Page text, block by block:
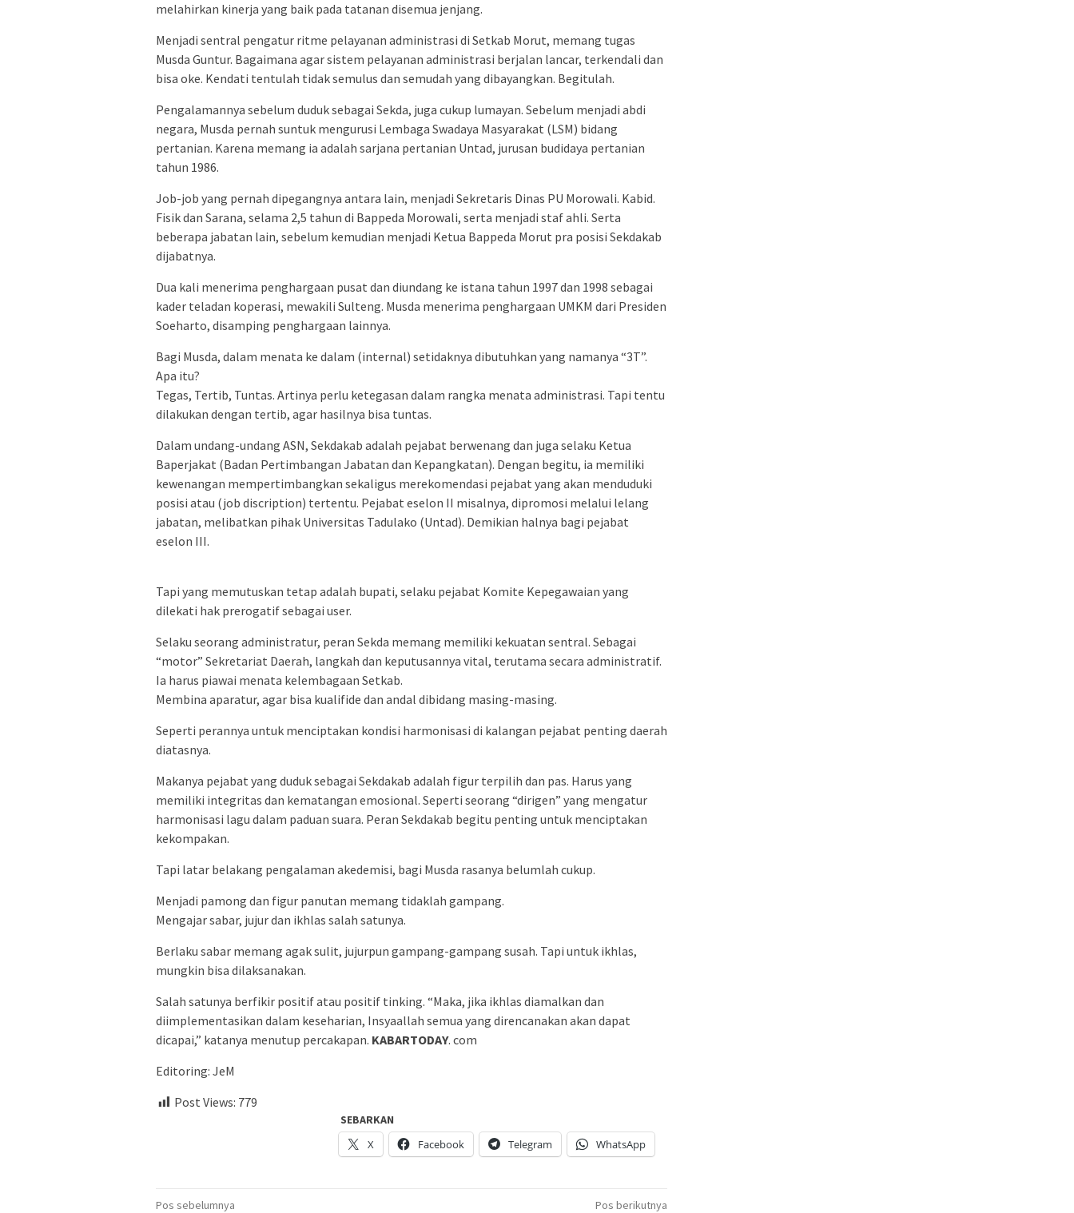
melahirkan kinerja yang baik pada tatanan disemua jenjang.
Menjadi sentral pengatur ritme pelayanan administrasi di Setkab Morut, memang tugas
Musda Guntur. Bagaimana agar sistem pelayanan administrasi berjalan lancar, terkendali dan
bisa oke. Kendati tentulah tidak semulus dan semudah yang dibayangkan. Begitulah.
Pengalamannya sebelum duduk sebagai Sekda, juga cukup lumayan. Sebelum menjadi abdi
negara, Musda pernah suntuk mengurusi Lembaga Swadaya Masyarakat (LSM) bidang
pertanian. Karena memang ia adalah sarjana pertanian Untad, jurusan budidaya pertanian
tahun 1986.
Job-job yang pernah dipegangnya antara lain, menjadi Sekretaris Dinas PU Morowali. Kabid.
Fisik dan Sarana, selama 2,5 tahun di Bappeda Morowali, serta menjadi staf ahli. Serta
beberapa jabatan lain, sebelum kemudian menjadi Ketua Bappeda Morut pra posisi Sekdakab
dijabatnya.
Dua kali menerima penghargaan pusat dan diundang ke istana tahun 1997 dan 1998 sebagai
kader teladan koperasi, mewakili Sulteng. Musda menerima penghargaan UMKM dari Presiden
Soeharto, disamping penghargaan lainnya.
Bagi Musda, dalam menata ke dalam (internal) setidaknya dibutuhkan yang namanya “3T”.
Apa itu?
Tegas, Tertib, Tuntas. Artinya perlu ketegasan dalam rangka menata administrasi. Tapi tentu
dilakukan dengan tertib, agar hasilnya bisa tuntas.
Dalam undang-undang ASN, Sekdakab adalah pejabat berwenang dan juga selaku Ketua
Baperjakat (Badan Pertimbangan Jabatan dan Kepangkatan). Dengan begitu, ia memiliki
kewenangan mempertimbangkan sekaligus merekomendasi pejabat yang akan menduduki
posisi atau (job discription) tertentu. Pejabat eselon II misalnya, dipromosi melalui lelang
jabatan, melibatkan pihak Universitas Tadulako (Untad). Demikian halnya bagi pejabat
eselon III.
Tapi yang memutuskan tetap adalah bupati, selaku pejabat Komite Kepegawaian yang
dilekati hak prerogatif sebagai user.
Selaku seorang administratur, peran Sekda memang memiliki kekuatan sentral. Sebagai
“motor” Sekretariat Daerah, langkah dan keputusannya vital, terutama secara administratif.
Ia harus piawai menata kelembagaan Setkab.
Membina aparatur, agar bisa kualifide dan andal dibidang masing-masing.
Seperti perannya untuk menciptakan kondisi harmonisasi di kalangan pejabat penting daerah
diatasnya.
Makanya pejabat yang duduk sebagai Sekdakab adalah figur terpilih dan pas. Harus yang
memiliki integritas dan kematangan emosional. Seperti seorang “dirigen” yang mengatur
harmonisasi lagu dalam paduan suara. Peran Sekdakab begitu penting untuk menciptakan
kekompakan.
Tapi latar belakang pengalaman akedemisi, bagi Musda rasanya belumlah cukup.
Menjadi pamong dan figur panutan memang tidaklah gampang.
Mengajar sabar, jujur dan ikhlas salah satunya.
Berlaku sabar memang agak sulit, jujurpun gampang-gampang susah. Tapi untuk ikhlas,
mungkin bisa dilaksanakan.
Salah satunya berfikir positif atau positif tinking. “Maka, jika ikhlas diamalkan dan
diimplementasikan dalam keseharian, Insyaallah semua yang direncanakan akan dapat
dicapai,” katanya menutup percakapan. KABARTODAY. com
Editoring: JeM
Post Views: 779
SEBARKAN
X
Facebook Telegram WhatsApp
Pos sebelumnya Pos berikutnya